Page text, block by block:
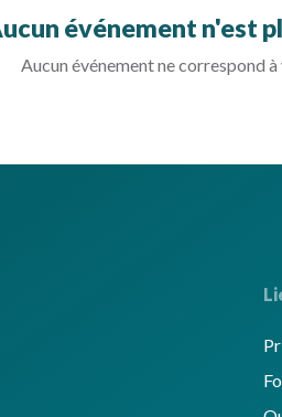
événement n'est
Aucun événement ne correspond